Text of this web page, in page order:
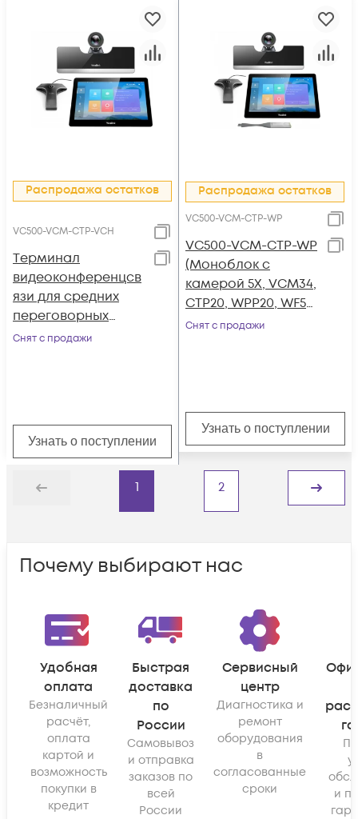
Распродажа остатков
VC500-VCM-CTP-VCН
Tерминал
видеоконференцсв
язи для средних
переговорных
комнат, Yealink
Снят с продажи
Узнать о поступлении
Распродажа остатков
VC500-VCM-CTP-WP
VC500-VCM-CTP-WP
(Моноблок с
камерой 5Х, VCM34,
CTP20, WPP20, WF50,
AMS 2 года)
Снят с продажи
Узнать о поступлении
Назад
1 2
Дальше
Почему выбирают нас
Удобная
оплата
Безналичный
расчёт,
оплата
картой и
возможность
покупки в
кредит
Быстрая
доставка
по
России
Самовывоз
и отправка
заказов по
всей
России
Сервисный
центр
Диагностика и
ремонт
оборудования
в
согласованные
сроки
и